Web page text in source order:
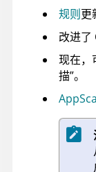
规则更
改进了
现在，
描”。